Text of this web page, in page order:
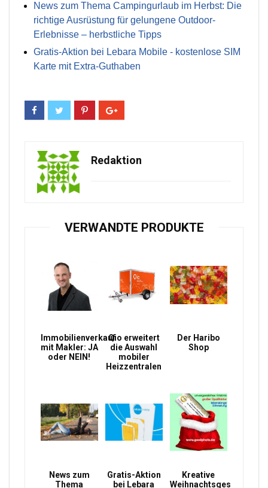
News zum Thema Campingurlaub im Herbst: Die
richtige Ausrüstung für gelungene Outdoor-
Erlebnisse – herbstliche Tipps
Gratis-Aktion bei Lebara Mobile - kostenlose SIM
Karte mit Extra-Guthaben
Redaktion
VERWANDTE PRODUKTE
Immobilienverkauf
mit Makler: JA
oder NEIN!
Qio erweitert
die Auswahl
mobiler
Heizzentralen
Der Haribo
Shop
News zum
Thema
Gratis-Aktion
bei Lebara
Kreative
Weihnachtsgeschenke